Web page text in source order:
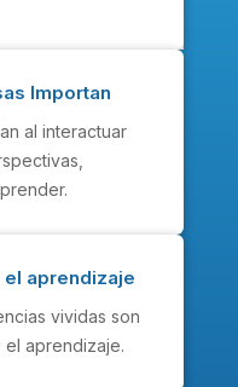
Importan
al interactuar
aprendizaje
vividas son
aprendizaje.